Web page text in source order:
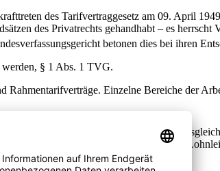
des Tarifvertraggesetz am 09. April
des Privatrechts gehandhabt – es
betonen dies bei ihren
werden, § 1 Abs. 1 TVG.
Einzelne Bereiche der
den Tarifvertragsparteien einen
der Arbeitsleistung und Gläubigern der